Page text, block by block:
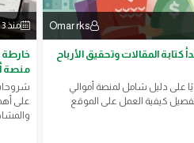
Omar rks
المقالات وتحقيق الأرباح
على دليل شامل لمنصة أموالي
كيفية العمل على الموقع
منذ 3 أسابيع
خارطة
منصة
على